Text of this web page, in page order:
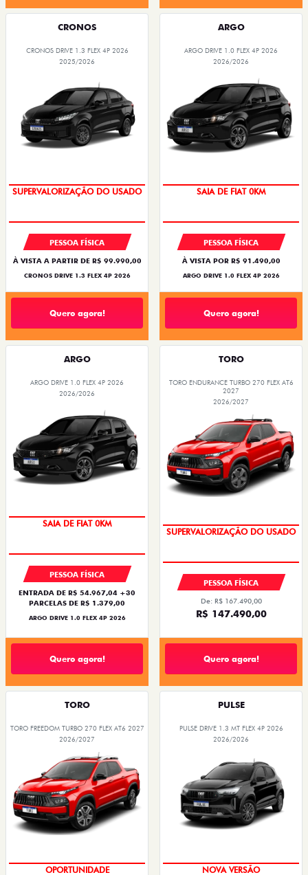
CRONOS
CRONOS DRIVE 1.3 FLEX 4P 2026
2025/2026
SUPERVALORIZAÇÃO DO USADO
PESSOA FÍSICA
À VISTA A PARTIR DE R$ 99.990,00
CRONOS DRIVE 1.3 FLEX 4P 2026
Quero agora!
ARGO
ARGO DRIVE 1.0 FLEX 4P 2026
2026/2026
SAIA DE FIAT 0KM
PESSOA FÍSICA
À VISTA POR R$ 91.490,00
ARGO DRIVE 1.0 FLEX 4P 2026
Quero agora!
ARGO
ARGO DRIVE 1.0 FLEX 4P 2026
2026/2026
SAIA DE FIAT 0KM
PESSOA FÍSICA
ENTRADA DE R$ 54.967,04 +30
PARCELAS DE R$ 1.379,00
ARGO DRIVE 1.0 FLEX 4P 2026
Quero agora!
TORO
TORO ENDURANCE TURBO 270 FLEX AT6
2027
2026/2027
SUPERVALORIZAÇÃO DO USADO
PESSOA FÍSICA
De: R$ 167.490,00
R$ 147.490,00
Quero agora!
TORO
TORO FREEDOM TURBO 270 FLEX AT6 2027
2026/2027
OPORTUNIDADE
PULSE
PULSE DRIVE 1.3 MT FLEX 4P 2026
2026/2026
NOVA VERSÃO